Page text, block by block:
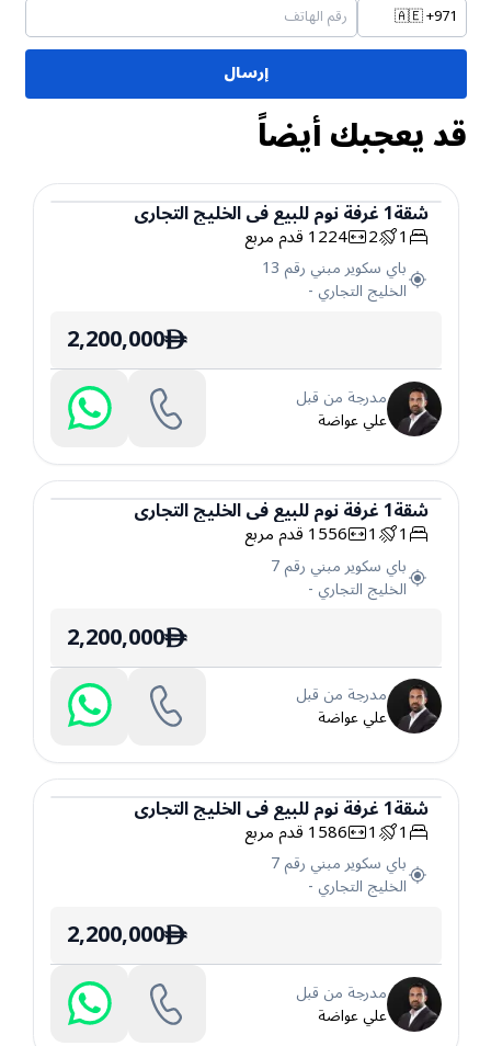
🇦🇪+971
إرسال
قد يعجبك أيضاً
شقة
شقة1غرفة نومللبيعفيالخليج التجاري
1
2
1224قدم مربع
باي سكوير مبني رقم 13
الخليج التجاري -
ê
2,200,000
مدرجة من قبل
علي عواضة
شقة
شقة1غرفة نومللبيعفيالخليج التجاري
1
1
1556قدم مربع
باي سكوير مبني رقم 7
الخليج التجاري -
ê
2,200,000
مدرجة من قبل
علي عواضة
شقة
شقة1غرفة نومللبيعفيالخليج التجاري
1
1
1586قدم مربع
باي سكوير مبني رقم 7
الخليج التجاري -
ê
2,200,000
مدرجة من قبل
علي عواضة